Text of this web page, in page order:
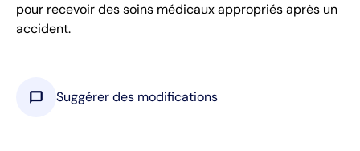
pour recevoir des soins médicaux appropriés après un
accident.
chat_bubble Suggérer des modifications